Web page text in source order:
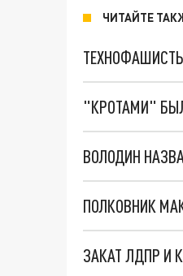
ЧИТАЙТЕ
"КРОТАМИ"
ВОЛОДИН
ЗАКАТ ЛДПР И